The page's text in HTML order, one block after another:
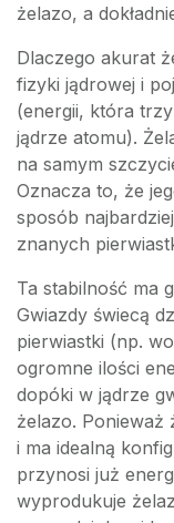
żelazo, a
Dlaczego akurat
fizyki jądrowej i
(energii, która
jądrze atomu).
na samym
Oznacza to, że
sposób
znanych
Ta stabilność ma
Gwiazdy świecą
pierwiastki (np.
ogromne ilości
dopóki w jądrze
żelazo. Ponieważ
i ma idealną
przynosi już
wyprodukuje